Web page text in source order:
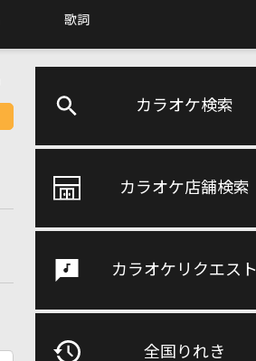
歌詞
カラオケ検索
カラオケ店舗検索
カラオケリクエスト
全国りれき